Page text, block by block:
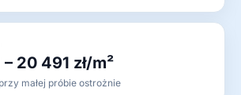
20 491 zł/m²
małej próbie ostrożnie